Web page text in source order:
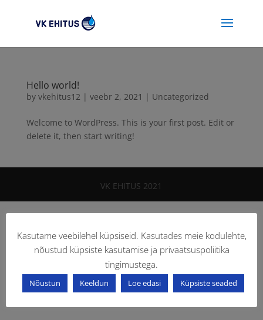
Hello world!
by vkehitus12 | veebr 2, 2021 | Uncategorized
Welcome to WordPress. This is your first post. Edit or
delete it, then start writing!
VK EHITUS 2021
Kasutame veebilehel küpsiseid. Kasutades meie kodulehte,
nõustud küpsiste kasutamise ja privaatsuspoliitika
tingimustega.
Nõustun Keeldun Loe edasi Küpsiste seaded